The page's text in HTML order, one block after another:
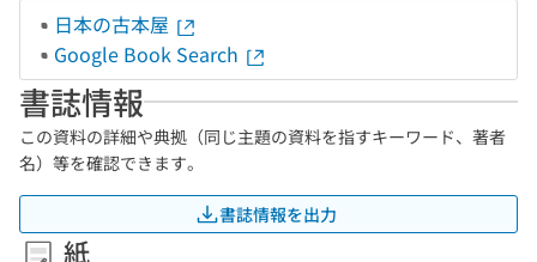
日本の古本屋
Google Book Search
書誌情報
この資料の詳細や典拠（同じ主題の資料を指すキーワード、著者
名）等を確認できます。
書誌情報を出力
紙